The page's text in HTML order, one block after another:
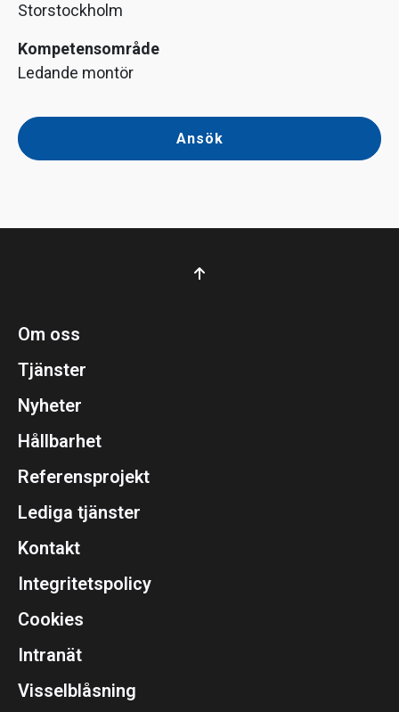
Storstockholm
Kompetensområde
Ledande montör
Ansök
Om oss
Tjänster
Nyheter
Hållbarhet
Referensprojekt
Lediga tjänster
Kontakt
Integritetspolicy
Cookies
Intranät
Visselblåsning